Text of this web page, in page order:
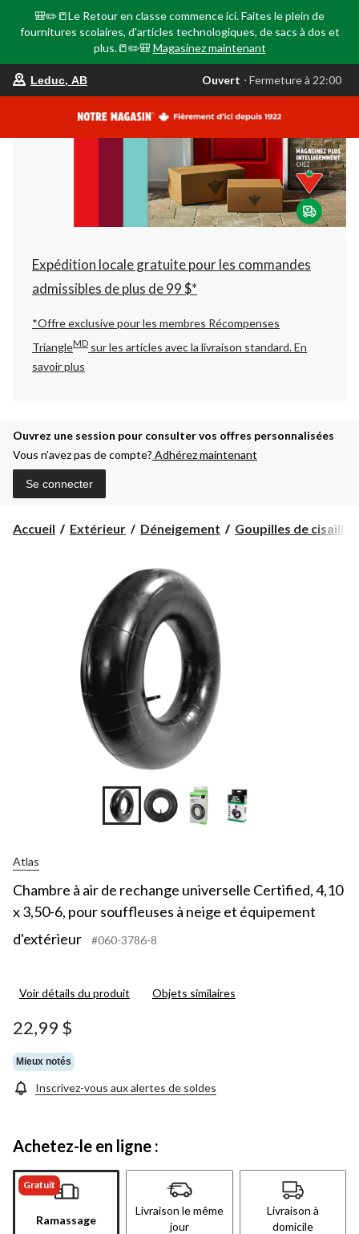
🎒✏️📒Le Retour en classe commence ici. Faites le plein de
fournitures scolaires, d'articles technologiques, de sacs à dos et
plus.📒✏️🎒 Magasinez maintenant
votre
est
AB,
Ouvert,
Fermeture
à
22:00
changer
Leduc, AB Ouvert ⋅ Fermeture à 22:00
Expédition locale gratuite pour les commandes
admissibles de plus de 99 $*
*Offre exclusive pour les membres Récompenses
TriangleMD sur les articles avec la livraison standard.En
savoir plus
Ouvrez une session pour consulter vos offres personnalisées
Vous n’avez pas de compte? Adhérez maintenant
Se connecter
Accueil Extérieur Déneigement Goupilles de
Atlas
Chambre à air de rechange universelle Certified, 4,10
x 3,50-6, pour souffleuses à neige et équipement
d'extérieur
#060-3786-8
Voir détails du produit Objets similaires
22,99 $
Mieux notés
Inscrivez-vous aux alertes de soldes
Achetez-le en ligne :
Gratuit
Ramassage
Livraison le même
jour
Livraison à
domicile